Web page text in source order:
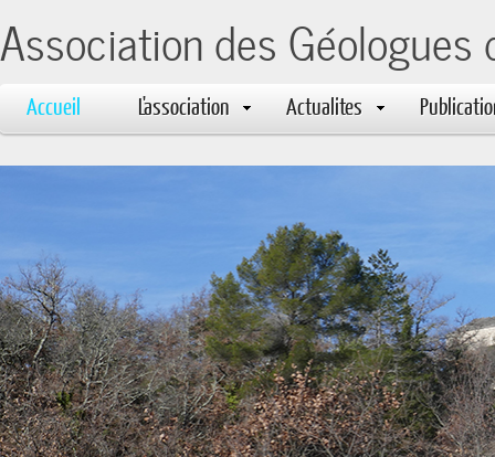
Association des Géologues
Accueil L'association Actualites